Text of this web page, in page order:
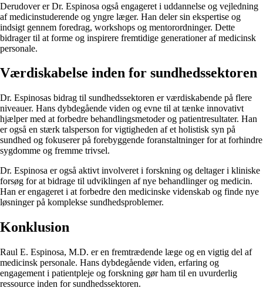
Derudover er Dr. Espinosa også engageret i uddannelse og vejledning
af medicinstuderende og yngre læger. Han deler sin ekspertise og
indsigt gennem foredrag, workshops og mentorordninger. Dette
bidrager til at forme og inspirere fremtidige generationer af medicinsk
personale.
Værdiskabelse inden for sundhedssektoren
Dr. Espinosas bidrag til sundhedssektoren er værdiskabende på flere
niveauer. Hans dybdegående viden og evne til at tænke innovativt
hjælper med at forbedre behandlingsmetoder og patientresultater. Han
er også en stærk talsperson for vigtigheden af et holistisk syn på
sundhed og fokuserer på forebyggende foranstaltninger for at forhindre
sygdomme og fremme trivsel.
Dr. Espinosa er også aktivt involveret i forskning og deltager i kliniske
forsøg for at bidrage til udviklingen af nye behandlinger og medicin.
Han er engageret i at forbedre den medicinske videnskab og finde nye
løsninger på komplekse sundhedsproblemer.
Konklusion
Raul E. Espinosa, M.D. er en fremtrædende læge og en vigtig del af
medicinsk personale. Hans dybdegående viden, erfaring og
engagement i patientpleje og forskning gør ham til en uvurderlig
ressource inden for sundhedssektoren.